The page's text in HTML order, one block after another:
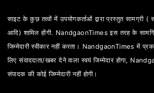
साइट के कुछ तत्वों में उपयोगकर्ताओं द्वारा प्रस्तुत सामग्री (
आदि) शामिल होंगी. NandgaonTimes इस तरह के
जिम्मेदारी स्वीकार नहीं करता। NandgaonTimes में
लिए संवाददाता/खबर देने वाला स्वयं जिम्मेदार होगा,
संपादक की कोई जिम्मेदारी नहीं होगी।